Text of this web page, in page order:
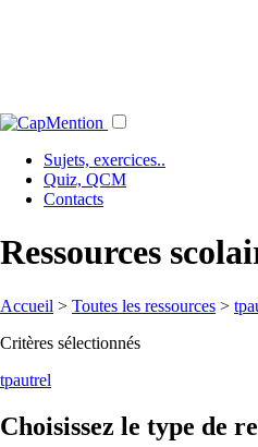
Sujets, exercices..
Quiz, QCM
Contacts
Ressources
Accueil > Toutes les ressources >
Critères sélectionnés
tpautrel
Choisissez le type de